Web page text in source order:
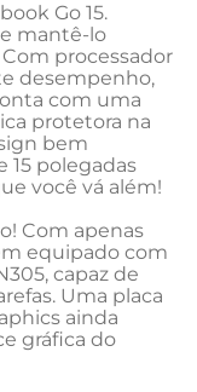
Go 15.
mantê-lo
processador
desempenho,
com uma
protetora na
bem
polegadas
você vá além!
Com apenas
equipado com
capaz de
Uma placa
ainda
gráfica do